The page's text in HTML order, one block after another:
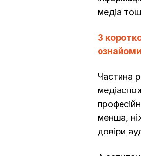
медіа
З
Частина
менша,
довіри